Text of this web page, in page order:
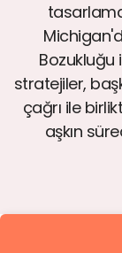
Bozukluğu
stratejiler,
çağrı ile
aşkın